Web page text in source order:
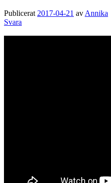
Publicerat 2017-04-21 av Annika
Svara